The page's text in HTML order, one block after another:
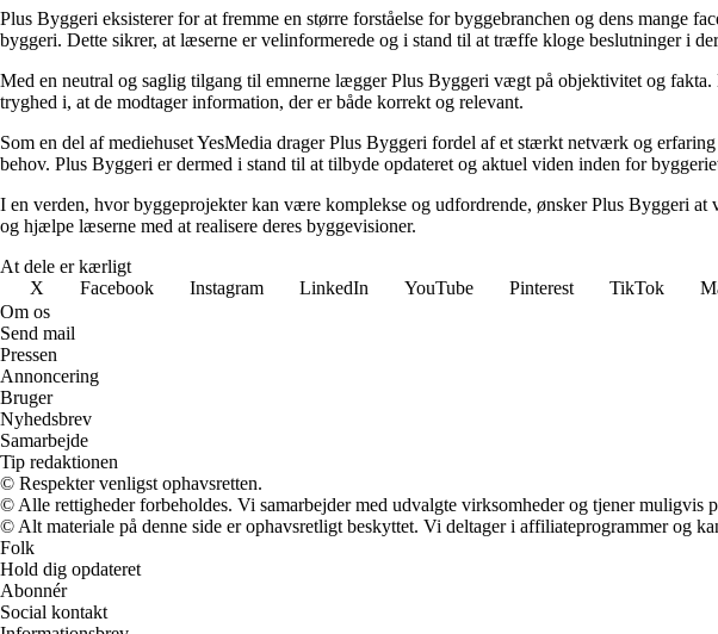
Plus Byggeri eksisterer for at fremme en større forståelse for byggebranchen og dens mange
byggeri. Dette sikrer, at læserne er velinformerede og i stand til at træffe kloge beslutninger i
Med en neutral og saglig tilgang til emnerne lægger Plus Byggeri vægt på objektivitet og
tryghed i, at de modtager information, der er både korrekt og relevant.
Som en del af mediehuset YesMedia drager Plus Byggeri fordel af et stærkt netværk og
behov. Plus Byggeri er dermed i stand til at tilbyde opdateret og aktuel viden inden for
I en verden, hvor byggeprojekter kan være komplekse og udfordrende, ønsker Plus Byggeri
og hjælpe læserne med at realisere deres byggevisioner.
At dele er kærligt
X
Facebook Instagram LinkedIn YouTube Pinterest TikTok
Om os
Send mail
Pressen
Annoncering
Bruger
Nyhedsbrev
Samarbejde
Tip redaktionen
© Respekter venligst ophavsretten.
© Alle rettigheder forbeholdes. Vi samarbejder med udvalgte virksomheder og tjener muligvis
© Alt materiale på denne side er ophavsretligt beskyttet. Vi deltager i affiliateprogrammer og
Folk
Hold dig opdateret
Abonnér
Social kontakt